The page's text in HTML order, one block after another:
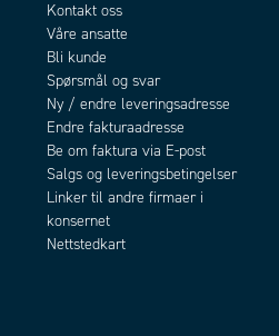
Kontakt oss
Våre ansatte
Bli kunde
Spørsmål og svar
Ny / endre leveringsadresse
Endre fakturaadresse
Be om faktura via E-post
Salgs og leveringsbetingelser
Linker til andre firmaer i
konsernet
Nettstedkart